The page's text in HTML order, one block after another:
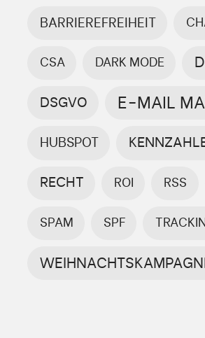
BARRIEREFREIHEIT
CSA DARK MODE
DSGVO E-MAIL
HUBSPOT
RECHT ROI RSS
SPAM SPF